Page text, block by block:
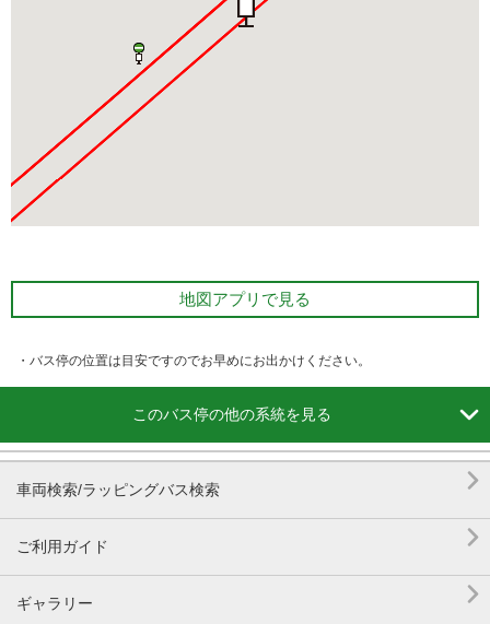
地図アプリで見る
・バス停の位置は目安ですのでお早めにお出かけください。
このバス停の他の系統を見る 
車両検索/ラッピングバス検索 
ご利用ガイド 
ギャラリー 